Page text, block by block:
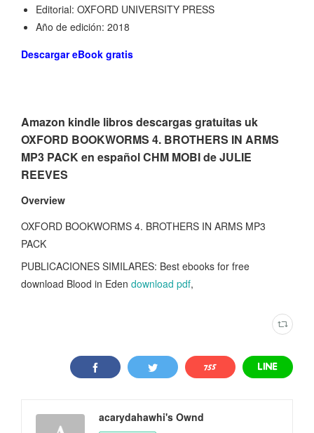
Editorial: OXFORD UNIVERSITY PRESS
Año de edición: 2018
Descargar eBook gratis
Amazon kindle libros descargas gratuitas uk
OXFORD BOOKWORMS 4. BROTHERS IN ARMS
MP3 PACK en español CHM MOBI de JULIE
REEVES
Overview
OXFORD BOOKWORMS 4. BROTHERS IN ARMS MP3
PACK
PUBLICACIONES SIMILARES: Best ebooks for free
download Blood in Eden download pdf,
acarydahawhi's Ownd